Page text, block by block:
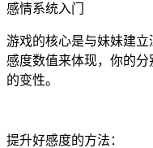
感情系统入门
游戏的核心是与妹妹建
感度数值来体现，你的
的变性。
提升好感度的方法：